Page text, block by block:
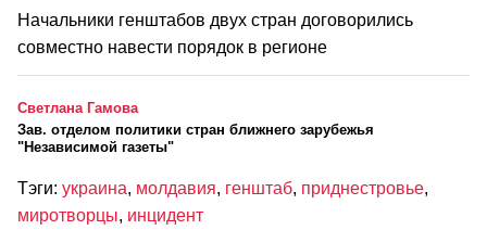
Начальники генштабов двух стран договорились
совместно навести порядок в регионе
Светлана Гамова
Зав. отделом политики стран ближнего зарубежья
"Независимой газеты"
Тэги: украина, молдавия, генштаб, приднестровье,
миротворцы, инцидент